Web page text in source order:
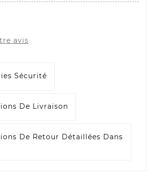
avis
Sécurité
De Livraison
De Retour Détaillées Dans